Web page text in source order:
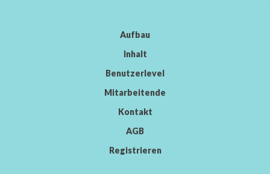
Aufbau
Inhalt
Benutzerlevel
Mitarbeitende
Kontakt
AGB
Registrieren